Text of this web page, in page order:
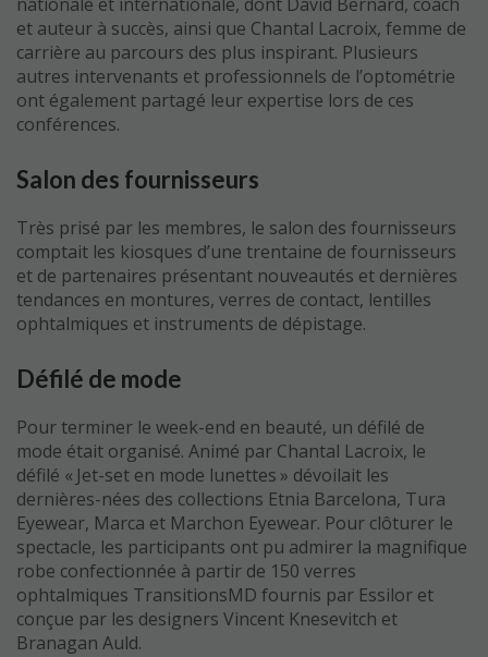
nationale et internationale, dont David Bernard, coach
et auteur à succès, ainsi que Chantal Lacroix, femme de
carrière au parcours des plus inspirant. Plusieurs
autres intervenants et professionnels de l’optométrie
ont également partagé leur expertise lors de ces
conférences.
Salon des fournisseurs
Très prisé par les membres, le salon des fournisseurs
comptait les kiosques d’une trentaine de fournisseurs
et de partenaires présentant nouveautés et dernières
tendances en montures, verres de contact, lentilles
ophtalmiques et instruments de dépistage.
Défilé de mode
Pour terminer le week-end en beauté, un défilé de
mode était organisé. Animé par Chantal Lacroix, le
défilé « Jet-set en mode lunettes » dévoilait les
dernières-nées des collections Etnia Barcelona, Tura
Eyewear, Marca et Marchon Eyewear. Pour clôturer le
spectacle, les participants ont pu admirer la magnifique
robe confectionnée à partir de 150 verres
ophtalmiques TransitionsMD fournis par Essilor et
conçue par les designers Vincent Knesevitch et
Branagan Auld.